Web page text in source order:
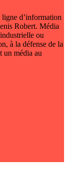
ligne d’information
Robert. Média
ou
à la défense de la
un média au